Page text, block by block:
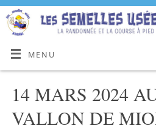
MENU
14 MARS 2024
VALLON DE